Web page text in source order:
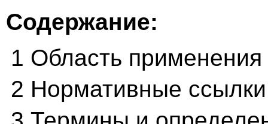
Содержание:
1 Область применения
2 Нормативные ссылки